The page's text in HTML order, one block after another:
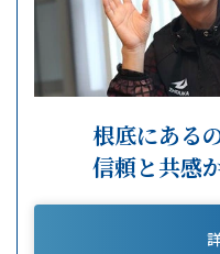
根底にある
信頼と共感